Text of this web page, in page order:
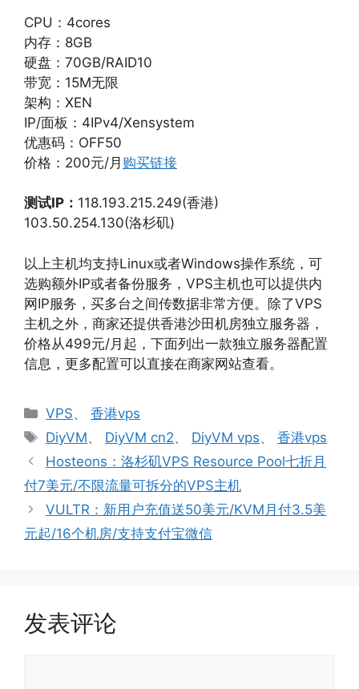
CPU：4cores
内存：8GB
硬盘：70GB/RAID10
带宽：15M无限
架构：XEN
IP/面板：4IPv4/Xensystem
优惠码：OFF50
价格：200元/月 购买链接
测试IP： 118.193.215.249(香港)
103.50.254.130(洛杉矶)
以上主机均支持Linux或者Windows操作系统，可
选购额外IP或者备份服务，VPS主机也可以提供内
网IP服务，买多台之间传数据非常方便。除了VPS
主机之外，商家还提供香港沙田机房独立服务器，
价格从499元/月起，下面列出一款独立服务器配置
信息，更多配置可以直接在商家网站查看。
分
类
VPS、香港vps
标
签
DiyVM、 DiyVM cn2、 DiyVM vps、香港vps
Hosteons：洛杉矶VPS Resource Pool七折月
付7美元/不限流量可拆分的VPS主机
VULTR：新用户充值送50美元/KVM月付3.5美
元起/16个机房/支持支付宝微信
发表评论